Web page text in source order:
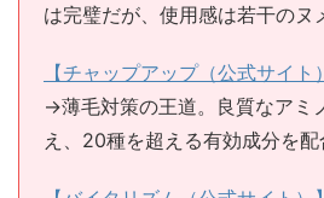
は完璧だが、使用感は若干のヌ
【チャップアップ（公式サイト
→薄毛対策の王道。良質なアミ
え、20種を超える有効成分を配